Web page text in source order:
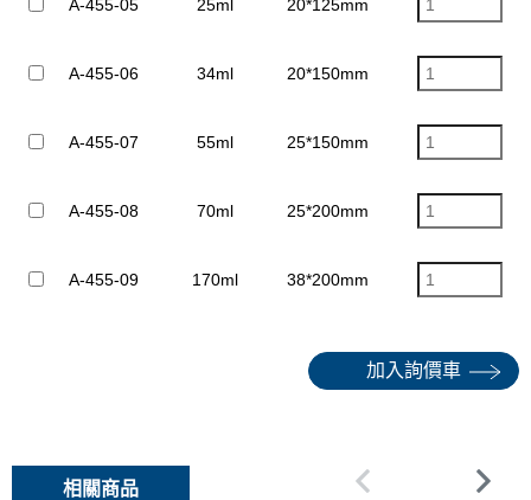
A-455-05 25ml 20*125mm 18-415
A-455-06 34ml 20*150mm 18-415
A-455-07 55ml 25*150mm 24-410
A-455-08 70ml 25*200mm 24-410
A-455-09 170ml 38*200mm 38-430M
加入詢價車
相關商品